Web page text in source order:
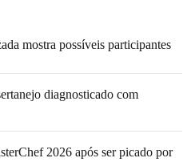
mostra possíveis participantes
diagnosticado com
2026 após ser picado por